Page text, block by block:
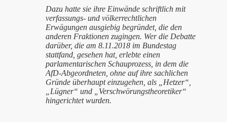
Dazu hatte sie ihre Einwände schriftlich mit
verfassungs- und völkerrechtlichen
Erwägungen ausgiebig begründet, die den
anderen Fraktionen zugingen. Wer die Debatte
darüber, die am 8.11.2018 im Bundestag
stattfand, gesehen hat, erlebte einen
parlamentarischen Schauprozess, in dem die
AfD-Abgeordneten, ohne auf ihre sachlichen
Gründe überhaupt einzugehen, als „Hetzer“,
„Lügner“ und „Verschwörungstheoretiker“
hingerichtet wurden.